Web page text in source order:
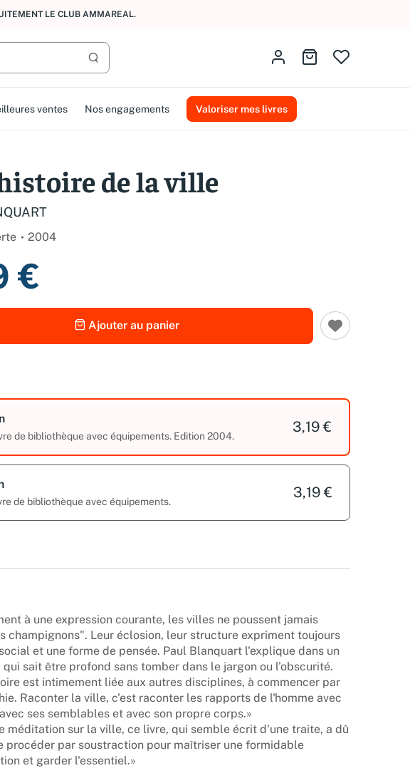
LE CLUB AMMAREAL.
Lancer la recherche
Identifiez-vousAller au panier
ventes Nos engagements Valoriser mes livres
de la ville
2004
€
Ajouter au panier
de bibliothèque avec équipements. Edition 2004.
3,19 €
de bibliothèque avec équipements.
3,19 €
à une expression courante, les villes ne poussent jamais
champignons". Leur éclosion, leur structure expriment toujours
et une forme de pensée. Paul Blanquart l'explique dans un
qui sait être profond sans tomber dans le jargon ou l'obscurité.
est intimement liée aux autres disciplines, à commencer par
Raconter la ville, c'est raconter les rapports de l'homme avec
ses semblables et avec son propre corps.»
méditation sur la ville, ce livre, qui semble écrit d'une traite, a dû
procéder par soustraction pour maîtriser une formidable
et garder l'essentiel.»